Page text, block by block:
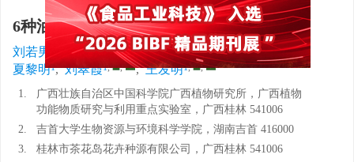
6种油茶籽油特征香气物质分析
刘若男 , 谭春生3, 高建有1, 叶开玉1, 朱荣香1,
夏黎明1, 刘翠霞1, , , 王发明1, ,
1.
广西壮族自治区中国科学院广西植物研究所，广西植物
功能物质研究与利用重点实验室，广西桂林 541006
2.
吉首大学生物资源与环境科学学院，湖南吉首 416000
3.
桂林市茶花岛花卉种源有限公司，广西桂林 541006